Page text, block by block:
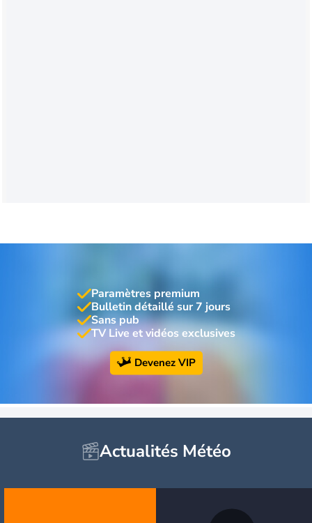
Paramètres premium
Bulletin détaillé sur 7 jours
Sans pub
TV Live et vidéos exclusives
Devenez VIP
Actualités Météo